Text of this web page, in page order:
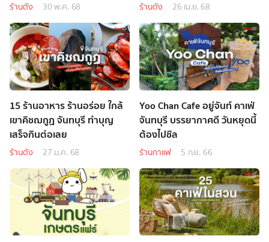
ร้านดัง 30 พ.ค. 68 ร้านดัง 26 เม.ย. 68
15 ร้านอาหาร ร้านอร่อย ใกล้
เขาคิชฌกูฏ จันทบุรี ทำบุญ
เสร็จกินต่อเลย
ร้านดัง 27 ม.ค. 68
Yoo Chan Cafe อยู่จันท์ คาเฟ่
จันทบุรี บรรยากาศดี วันหยุดนี้
ต้องไปชิล
ร้านกาแฟ 5 ก.ย. 66